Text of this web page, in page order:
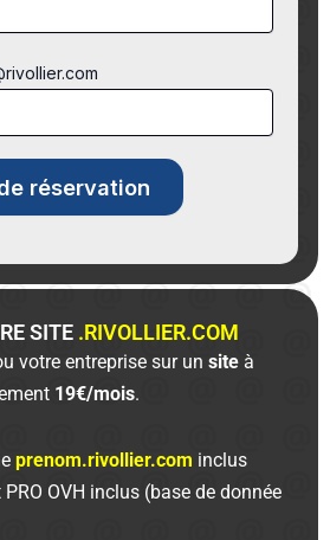
SITE .RIVOLLIER.COM
votre entreprise sur unsite à
19€/mois.
prenom.rivollier.com inclus
OVH inclus (base de donnée